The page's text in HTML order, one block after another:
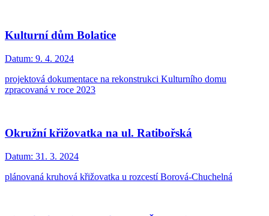
Kulturní dům Bolatice
Datum: 9. 4. 2024
projektová dokumentace na rekonstrukci Kulturního domu
zpracovaná v roce 2023
Okružní křižovatka na ul. Ratibořská
Datum: 31. 3. 2024
plánovaná kruhová křižovatka u rozcestí Borová-Chuchelná